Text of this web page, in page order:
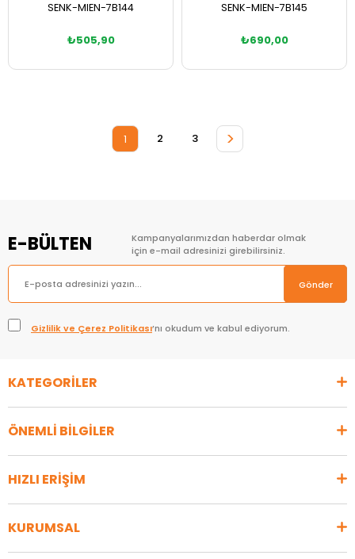
SENK-MIEN-7B144
₺505,90
SENK-MIEN-7B145
₺690,00
1 2 3 >
E-BÜLTEN
Kampanyalarımızdan haberdar olmak
için e-mail adresinizi girebilirsiniz.
Gönder
Gizlilik ve Çerez Politikası’nı okudum ve kabul ediyorum.
KATEGORİLER
ÖNEMLİ BİLGİLER
HIZLI ERİŞİM
KURUMSAL